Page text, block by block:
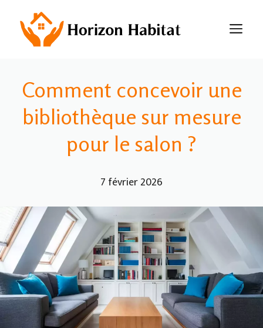
contenu
Comment concevoir une
bibliothèque sur mesure
pour le salon ?
7 février 2026